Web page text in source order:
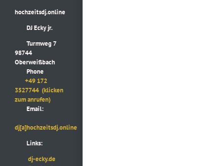
hochzeitsdj.online
DJ Ecky jr.
Turmweg 7
98744
Oberweißbach
Phone
+49 172
3527744 (klicken
zum anrufen)
Email:
dj[a]hochzeitsdj.online
Links:
dj-ecky.de